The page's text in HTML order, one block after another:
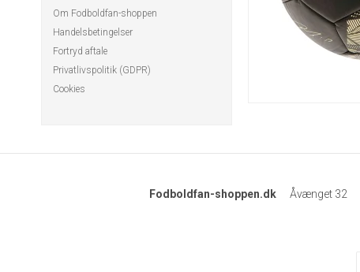
Om Fodboldfan-shoppen
Handelsbetingelser
Fortryd aftale
Privatlivspolitik (GDPR)
Cookies
Fodboldfan-shoppen.dk Åvænget 32